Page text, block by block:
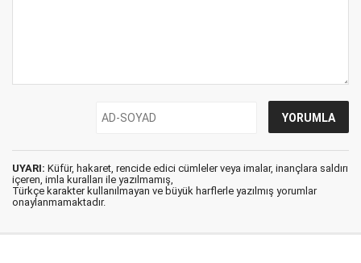
UYARI: Küfür, hakaret, rencide edici cümleler veya imalar, inançlara saldırı
içeren, imla kuralları ile yazılmamış,
Türkçe karakter kullanılmayan ve büyük harflerle yazılmış yorumlar
onaylanmamaktadır.